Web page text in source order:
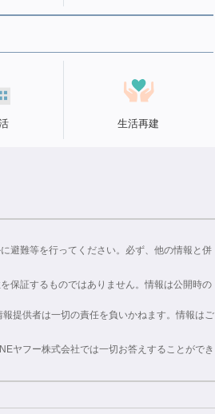
生活再建
避難等を行ってください。必ず、他の情報と併
保証するものではありません。情報は公開時の
提供者は一切の責任を負いかねます。情報はご
ヤフー株式会社では一切お答えすることができ